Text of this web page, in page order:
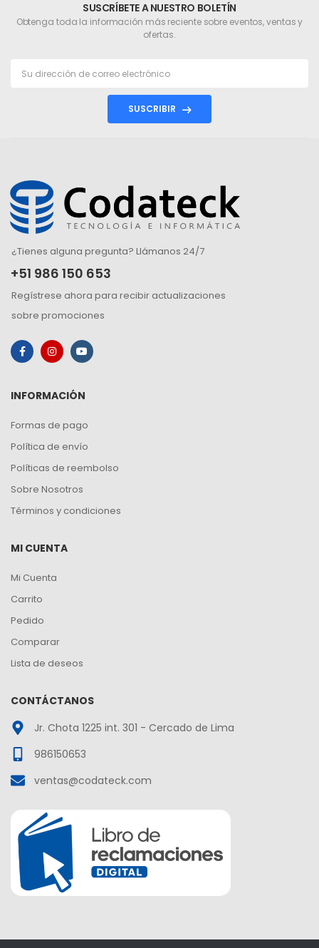
SUSCRÍBETE A NUESTRO BOLETÍN
Obtenga toda la información más reciente sobre eventos, ventas y
ofertas.
SUSCRIBIR
¿Tienes alguna pregunta? Llámanos 24/7
+51 986 150 653
Regístrese ahora para recibir actualizaciones
sobre promociones
INFORMACIÓN
Formas de pago
Política de envío
Políticas de reembolso
Sobre Nosotros
Términos y condiciones
MI CUENTA
Mi Cuenta
Carrito
Pedido
Comparar
Lista de deseos
CONTÁCTANOS
Jr. Chota 1225 int. 301 - Cercado de Lima
986150653
ventas@codateck.com